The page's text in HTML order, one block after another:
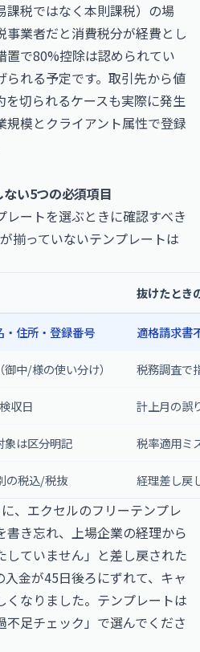
税ではなく本則課税）の場
事業者だと消費税分が経費とし
置で80%控除は認められてい
られる予定です。取引先から値
切られるケースも実際に発生
規模とクライアント属性で登録
い5つの必須項目
ートを選ぶときに確認すべき
揃っていないテンプレートは
抜けたとき
・住所・登録番号 適格請求書
中/様の使い分け） 税務調査で
収日 計上月の誤
象は区分明記 税率適用ミ
の税込/税抜 経理差し戻
、エクセルのフリーテンプレ
書き忘れ、上場企業の経理から
していません」と差し戻された
金が45日後ろにずれて、キャ
くなりました。テンプレートは
足チェック」で選んでくださ